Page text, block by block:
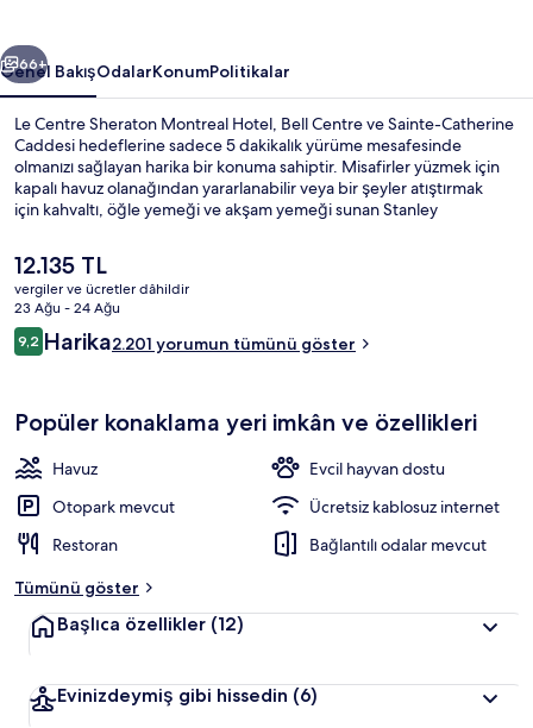
Sonraki
66+
Genel BakışOdalarKonumPolitikalar
Le Centre Sheraton Montreal Hotel, Bell Centre ve Sainte-Catherine
Caddesi hedeflerine sadece 5 dakikalık yürüme mesafesinde
olmanızı sağlayan harika bir konuma sahiptir. Misafirler yüzmek için
kapalı havuz olanağından yararlanabilir veya bir şeyler atıştırmak
için kahvaltı, öğle yemeği ve akşam yemeği sunan Stanley
kulübü ve spor salonu diğer öne çıkan özellikler arasındadır.
Misafirler konaklama yerinin toplu taşıma araçlarına kısa yürüme
mesafesinde olmasını seviyor: Bonaventure İstasyonu 5 dakika ve
Peel İstasyonu 7 dakika mesafede.
Şu
anki
fiyat
12.135 TL
12.135 TL
vergiler ve ücretler dâhildir
23 Ağu - 24 Ağu
Yorumlar
9,29,2/10
Harika2.201 yorumun tümünü göster
Popüler konaklama yeri imkân ve özellikleri
Havuz
Evcil hayvan dostu
Otopark mevcut
Ücretsiz kablosuz internet
Restoran
Bağlantılı odalar mevcut
Tümünü göster
Başlıca özellikler (12)
Evinizdeymiş gibi hissedin (6)